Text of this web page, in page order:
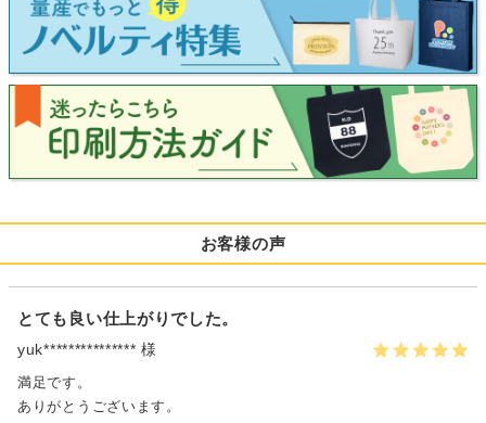
お客様の声
とても良い仕上がりでした。
yuk*************** 様
満足です。
ありがとうございます。